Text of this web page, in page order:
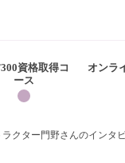
資格取得コ
ース
オンラ
クター門野さんのインタ